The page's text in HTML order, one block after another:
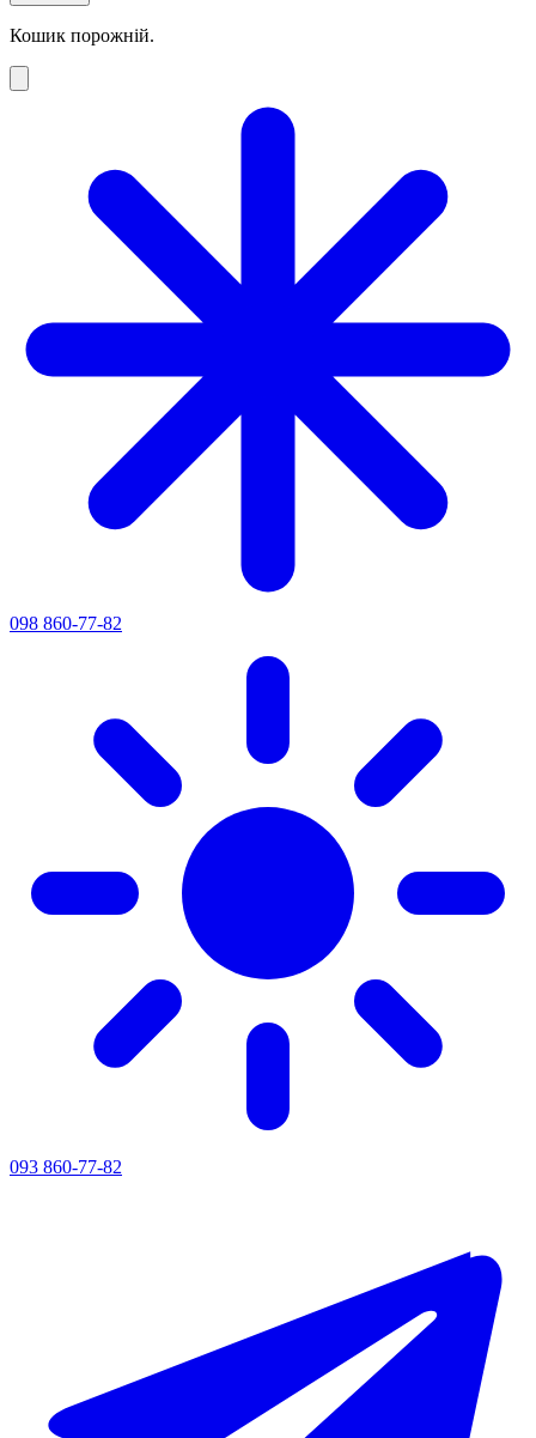
Кошик порожній.
098 860-77-82
093 860-77-82